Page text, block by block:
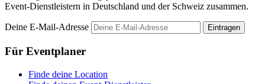
Event-Dienstleistern in Deutschland und der Schweiz zusammen.
Deine E-Mail-Adresse Eintragen
Für Eventplaner
Finde deine Location